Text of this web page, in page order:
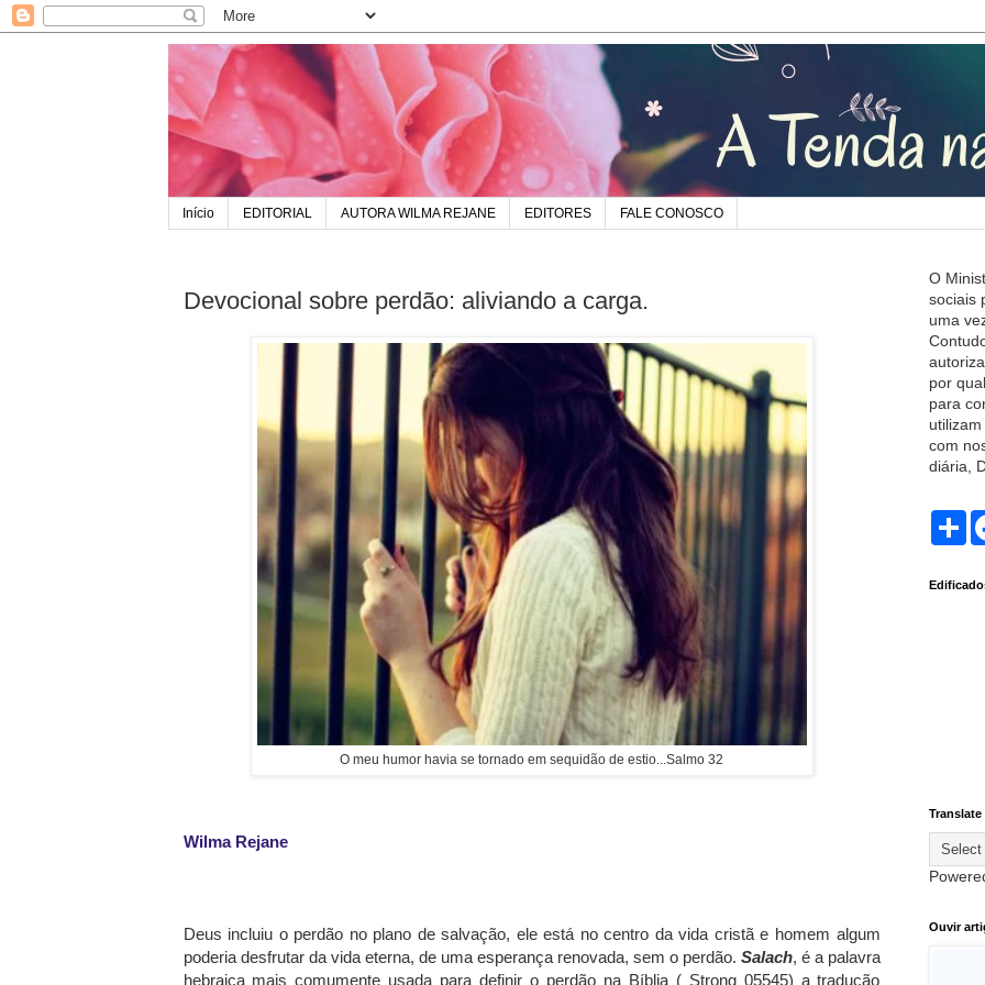
Início EDITORIAL AUTORA WILMA REJANE EDITORES FALE CONOSCO
Devocional sobre perdão: aliviando a carga.
O meu humor havia se tornado em sequidão de estio...Salmo 32
Wilma Rejane
Deus incluiu o perdão no plano de salvação, ele está no centro da vida cristã e homem algum
poderia desfrutar da vida eterna, de uma esperança renovada, sem o perdão. Salach, é a palavra
hebraica mais comumente usada para definir o perdão na Bíblia ( Strong 05545) a tradução
O
sociais
uma
por
para
com
diária,
S
e
Translate
Ouvir